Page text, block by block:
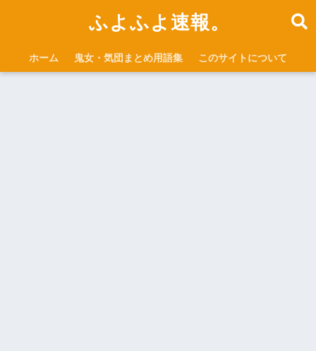
ふよふよ速報。
ホーム 鬼女・気団まとめ用語集 このサイトについて